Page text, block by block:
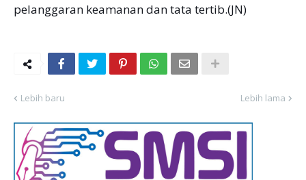
pelanggaran keamanan dan tata tertib.(JN)
Lebih baru Lebih lama